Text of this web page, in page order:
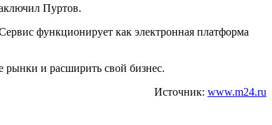
Пуртов.
функционирует как электронная платформа
рынки и расширить свой бизнес.
Источник: www.m24.ru